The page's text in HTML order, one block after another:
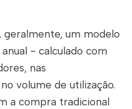
geralmente, um modelo
- calculado com
nas
volume de utilização.
a compra tradicional